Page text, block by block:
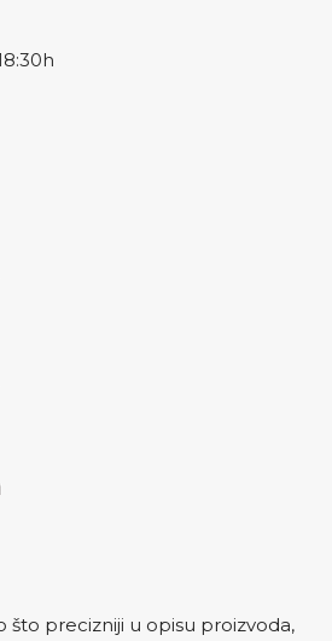
precizniji u opisu proizvoda,